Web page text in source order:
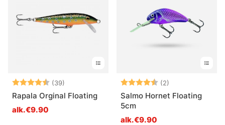
Arvio: (39)
4.9 5:sta tähdestä
Rapala Orginal Floating
alk.€9.90
Arvio: (2)
Salmo Hornet Floating
5cm
alk.€9.90